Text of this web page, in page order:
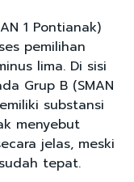
1 Pontianak)
pemilihan
lima. Di sisi
Grup B (SMAN
substansi
menyebut
jelas, meski
tepat.